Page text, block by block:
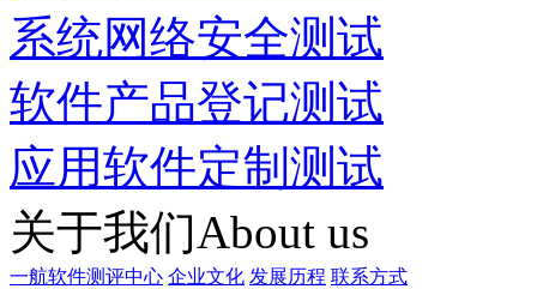
系统网络安全测试
软件产品登记测试
应用软件定制测试
关于我们About us
一航软件测评中心 企业文化 发展历程 联系方式